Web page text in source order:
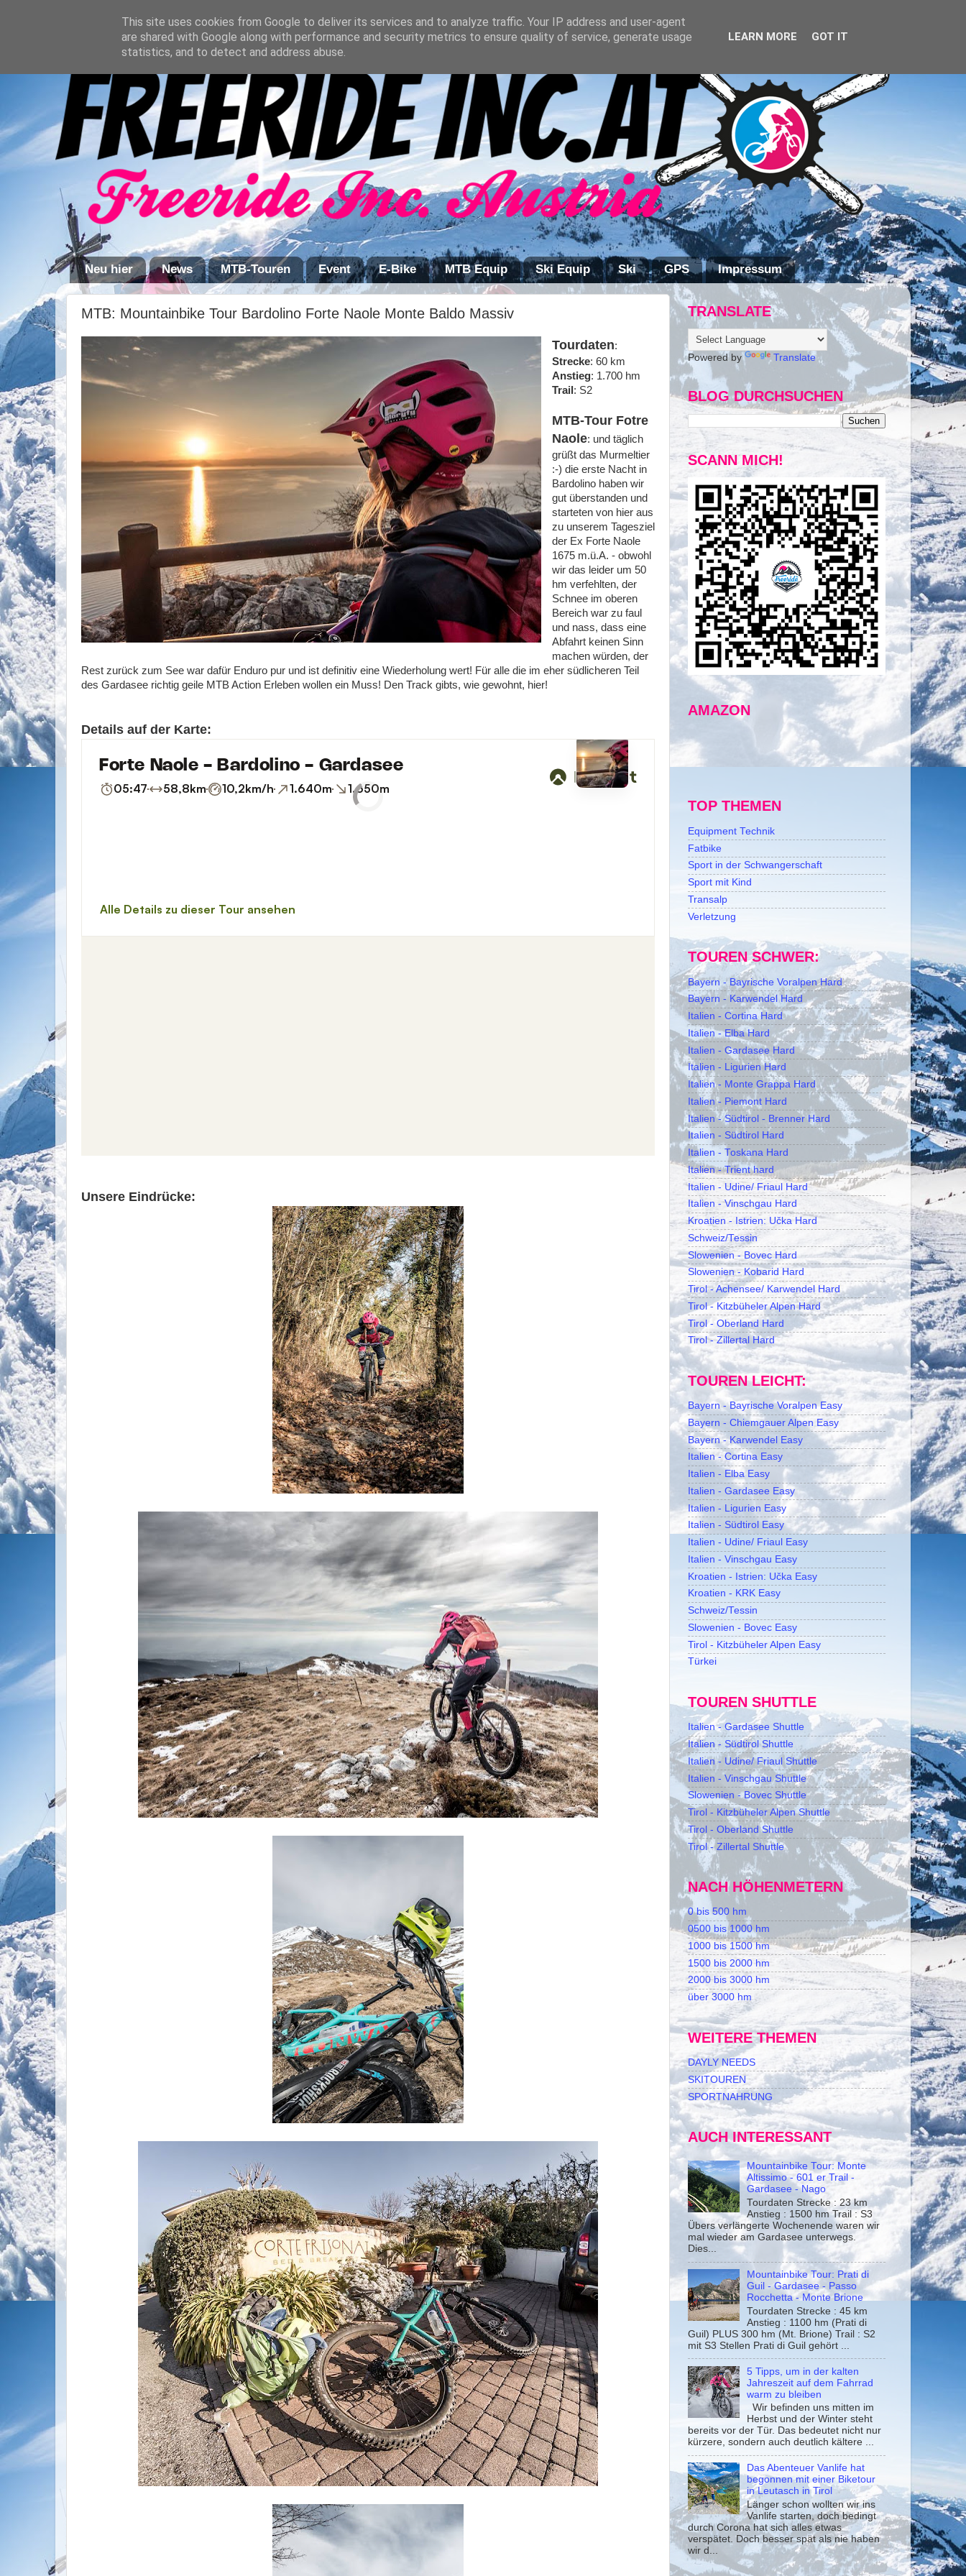
Neu hier News MTB-Touren Event E-Bike MTB Equip Ski Equip Ski GPS Impressum
MTB: Mountainbike Tour Bardolino Forte Naole Monte Baldo Massiv
Tourdaten:
Strecke: 60 km
Anstieg: 1.700 hm
Trail : S2
MTB-Tour Fotre
Naole: und täglich
grüßt das Murmeltier
:-) die erste Nacht in
Bardolino haben wir
gut überstanden und
starteten von hier aus
zu unserem Tagesziel
der Ex Forte Naole
1675 m.ü.A. - obwohl
wir das leider um 50
hm verfehlten, der
Schnee im oberen
Bereich war zu faul
und nass, dass eine
Abfahrt keinen Sinn
machen würden, der
Rest zurück zum See war dafür Enduro pur und ist definitiv eine Wiederholung wert! Für alle die im eher südlicheren Teil
des Gardasee richtig geile MTB Action Erleben wollen ein Muss! Den Track gibts, wie gewohnt, hier!
Details auf der Karte:
Unsere Eindrücke:
TRANSLATE
Powered by Translate
BLOG DURCHSUCHEN
SCANN MICH!
AMAZON
TOP THEMEN
Equipment Technik
Fatbike
Sport in der Schwangerschaft
Sport mit Kind
Transalp
Verletzung
TOUREN SCHWER:
Bayern - Bayrische Voralpen Hard
Bayern - Karwendel Hard
Italien - Cortina Hard
Italien - Elba Hard
Italien - Gardasee Hard
Italien - Ligurien Hard
Italien - Monte Grappa Hard
Italien - Piemont Hard
Italien - Südtirol - Brenner Hard
Italien - Südtirol Hard
Italien - Toskana Hard
Italien - Trient hard
Italien - Udine/ Friaul Hard
Italien - Vinschgau Hard
Kroatien - Istrien: Učka Hard
Schweiz/Tessin
Slowenien - Bovec Hard
Slowenien - Kobarid Hard
Tirol - Achensee/ Karwendel Hard
Tirol - Kitzbüheler Alpen Hard
Tirol - Oberland Hard
Tirol - Zillertal Hard
TOUREN LEICHT:
Bayern - Bayrische Voralpen Easy
Bayern - Chiemgauer Alpen Easy
Bayern - Karwendel Easy
Italien - Cortina Easy
Italien - Elba Easy
Italien - Gardasee Easy
Italien - Ligurien Easy
Italien - Südtirol Easy
Italien - Udine/ Friaul Easy
Italien - Vinschgau Easy
Kroatien - Istrien: Učka Easy
Kroatien - KRK Easy
Schweiz/Tessin
Slowenien - Bovec Easy
Tirol - Kitzbüheler Alpen Easy
Türkei
TOUREN SHUTTLE
Italien - Gardasee Shuttle
Italien - Südtirol Shuttle
Italien - Udine/ Friaul Shuttle
Italien - Vinschgau Shuttle
Slowenien - Bovec Shuttle
Tirol - Kitzbüheler Alpen Shuttle
Tirol - Oberland Shuttle
Tirol - Zillertal Shuttle
NACH HÖHENMETERN
0 bis 500 hm
0500 bis 1000 hm
1000 bis 1500 hm
1500 bis 2000 hm
2000 bis 3000 hm
über 3000 hm
WEITERE THEMEN
DAYLY NEEDS
SKITOUREN
SPORTNAHRUNG
AUCH INTERESSANT
Mountainbike Tour: Monte
Altissimo - 601 er Trail -
Gardasee - Nago
Tourdaten Strecke : 23 km
Anstieg : 1500 hm Trail : S3
Übers verlängerte Wochenende waren wir
mal wieder am Gardasee unterwegs.
Dies...
Mountainbike Tour: Prati di
Guil - Gardasee - Passo
Rocchetta - Monte Brione
Tourdaten Strecke : 45 km
Anstieg : 1100 hm (Prati di
Guil) PLUS 300 hm (Mt. Brione) Trail : S2
mit S3 Stellen Prati di Guil gehört ...
5 Tipps, um in der kalten
Jahreszeit auf dem Fahrrad
warm zu bleiben
Wir befinden uns mitten im
Herbst und der Winter steht
bereits vor der Tür. Das bedeutet nicht nur
kürzere, sondern auch deutlich kältere ...
Das Abenteuer Vanlife hat
begonnen mit einer Biketour
in Leutasch in Tirol
Länger schon wollten wir ins
Vanlife starten, doch bedingt
durch Corona hat sich alles etwas
verspätet. Doch besser spät als nie haben
wir d...
This site uses cookies from Google to deliver its services and to analyze traffic. Your IP address and user-agent
are shared with Google along with performance and security metrics to ensure quality of service, generate usage
statistics, and to detect and address abuse.
LEARN MORE GOT IT